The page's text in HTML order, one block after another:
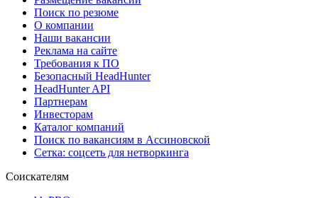
Поиск по резюме
О компании
Наши вакансии
Реклама на сайте
Требования к ПО
Безопасный HeadHunter
HeadHunter API
Партнерам
Инвесторам
Каталог компаний
Поиск по вакансиям в Ассиновской
Сетка: соцсеть для нетворкинга
Соискателям